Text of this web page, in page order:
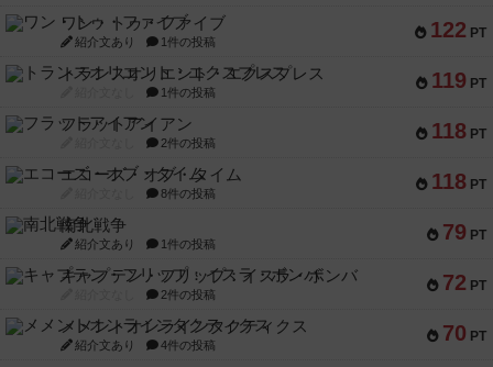
122 PT
ワン・トゥ・ファイブ
紹介文あり 1件の投稿
119 PT
トランスオリエント・エクスプレス
1件の投稿
118 PT
フラットアイアン
2件の投稿
118 PT
エコーズ・オブ・タイム
8件の投稿
79 PT
南北戦争
紹介文あり 1件の投稿
72 PT
キャプテン・フリップ：イスラ・ボンバ
2件の投稿
70 PT
メメントオンラインタクティクス
紹介文あり 4件の投稿